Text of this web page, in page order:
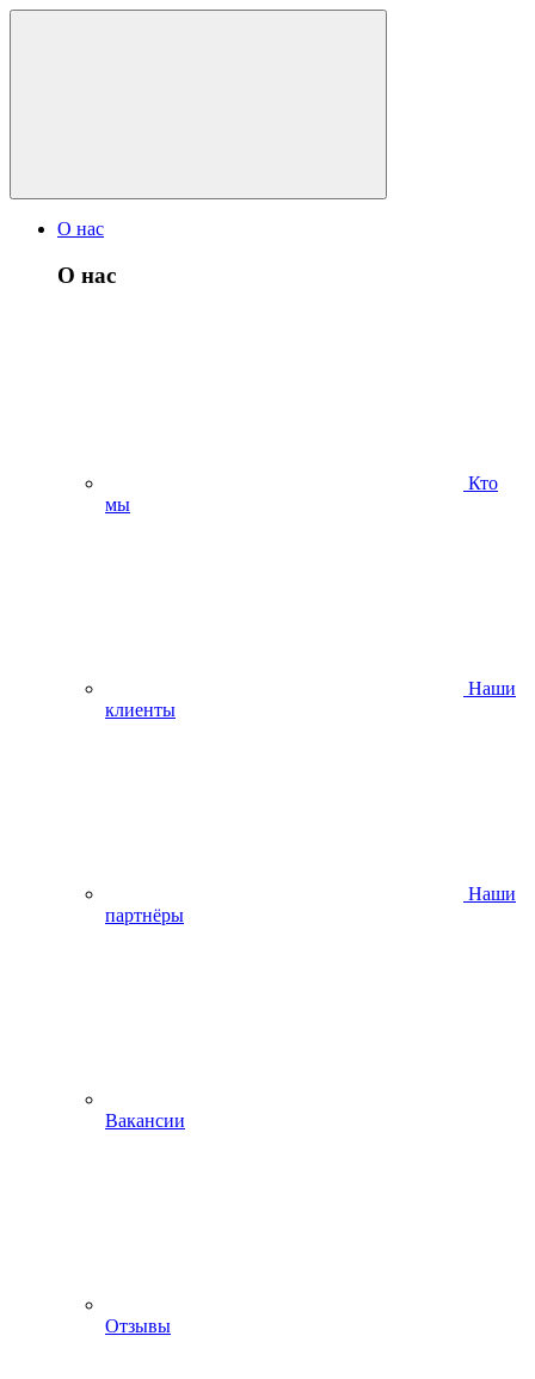
О нас
О нас
Кто
мы
Наши
клиенты
Наши
партнёры
Вакансии
Отзывы